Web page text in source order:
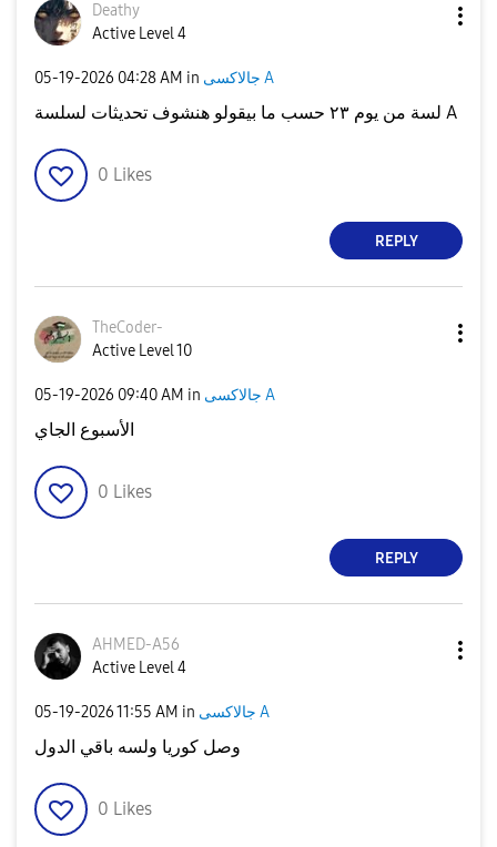
Deathy
Active Level 4
‎05-19-2026 04:28 AM in جالاكسى A
لسة من يوم ٢٣ حسب ما بيقولو هنشوف تحديثات لسلسة A
0 Likes
REPLY
TheCoder-
Active Level 10
‎05-19-2026 09:40 AM in جالاكسى A
الأسبوع الجاي
0 Likes
REPLY
AHMED-A56
Active Level 4
‎05-19-202611:55 AM in جالاكسى A
وصل كوريا ولسه باقي الدول
0 Likes